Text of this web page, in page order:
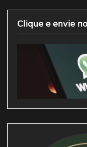
Clique e envie